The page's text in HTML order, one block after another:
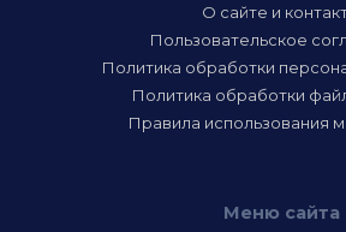
О сайте и
Пользовательское
Политика обработки
Политика обработки
Правила использования
Меню сайта